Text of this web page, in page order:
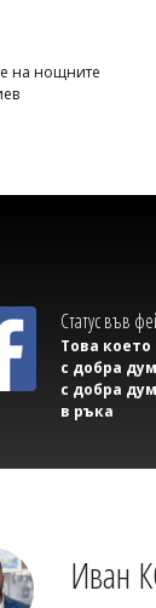
Иран
вижда
на нощните
Статус във
Това
с добра
с добра
в ръка
Иван